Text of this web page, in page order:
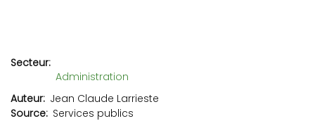
Secteur
Administration
Auteur Jean Claude Larrieste
Source Services publics